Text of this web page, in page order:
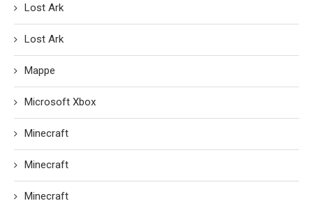
Lost Ark
Lost Ark
Mappe
Microsoft Xbox
Minecraft
Minecraft
Minecraft